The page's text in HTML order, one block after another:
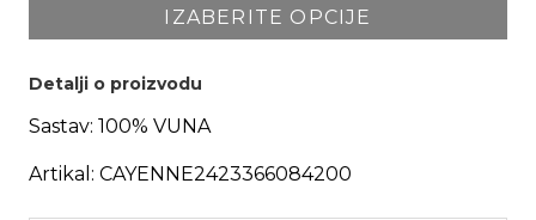
IZABERITE OPCIJE
Detalji o proizvodu
Sastav: 100% VUNA
Artikal: CAYENNE2423366084200